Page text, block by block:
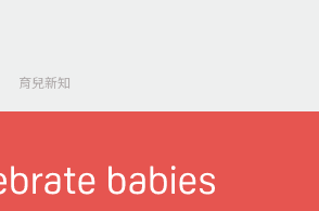
> 育兒新知